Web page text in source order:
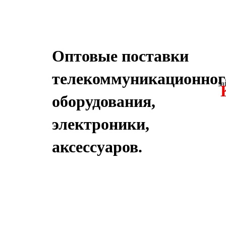
Оптовые поставки
оборудования,
электроники,
аксессуаров.